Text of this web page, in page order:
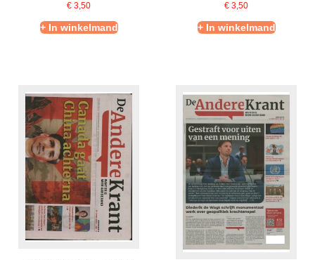
€ 3,50
+ In winkelmand
€ 3,50
+ In winkelmand